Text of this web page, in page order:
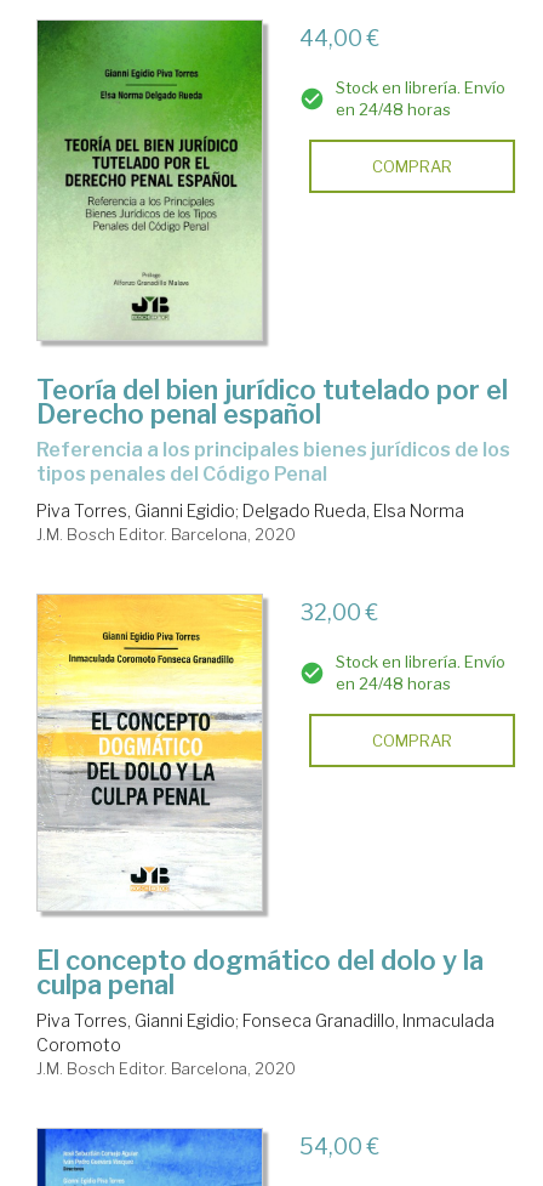
44,00 €
Stock en librería. Envío
en 24/48 horas
COMPRAR
Teoría del bien jurídico tutelado por el
Derecho penal español
referencia a los principales bienes jurídicos de los
tipos penales del Código Penal
Piva Torres, Gianni Egidio; Delgado Rueda, Elsa Norma
J.M. Bosch Editor. Barcelona, 2020
32,00 €
Stock en librería. Envío
en 24/48 horas
COMPRAR
El concepto dogmático del dolo y la
culpa penal
Piva Torres, Gianni Egidio; Fonseca Granadillo, Inmaculada
Coromoto
J.M. Bosch Editor. Barcelona, 2020
54,00 €